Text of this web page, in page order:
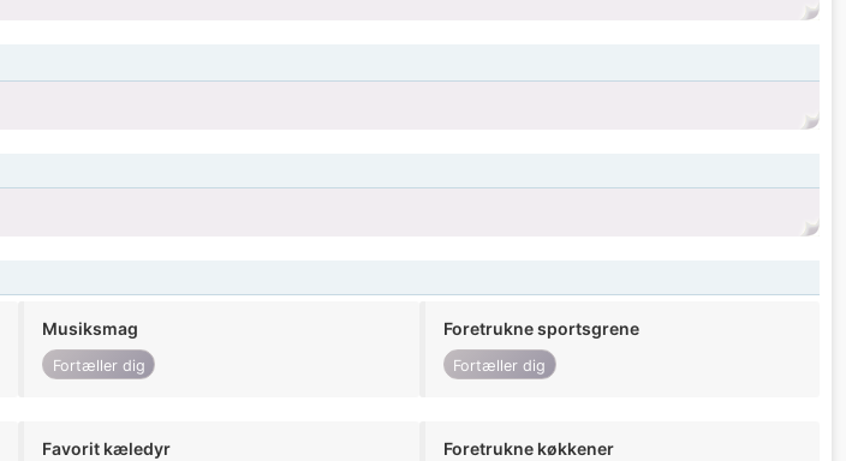
Musiksmag
Fortæller dig
Foretrukne sportsgrene
Fortæller dig
Favorit kæledyr Foretrukne køkkener